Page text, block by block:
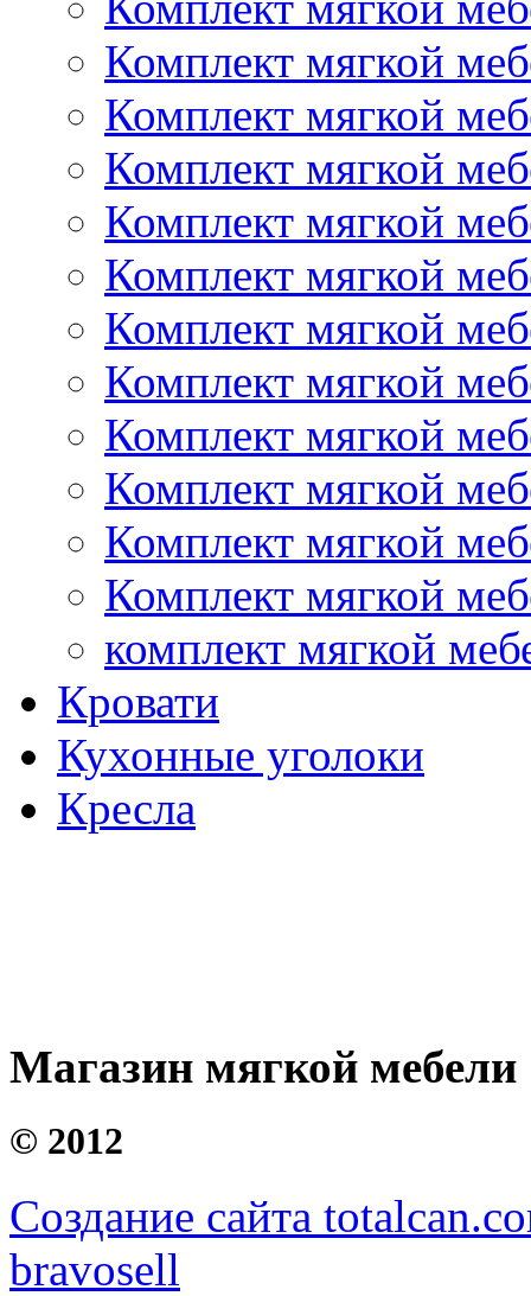
Комплект мягкой
Комплект мягкой
Комплект мягкой
Комплект мягкой
Комплект мягкой
Комплект мягкой
Комплект мягкой
Комплект мягкой
Комплект мягкой
Комплект мягкой
Комплект мягкой
комплект мягкой
Кровати
Кухонные уголоки
Кресла
Магазин мягкой мебели
© 2012
Создание сайта
bravosell